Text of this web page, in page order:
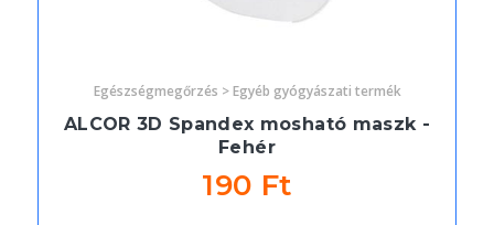
Egészségmegőrzés > Egyéb gyógyászati termék
ALCOR 3D Spandex mosható maszk -
Fehér
190 Ft